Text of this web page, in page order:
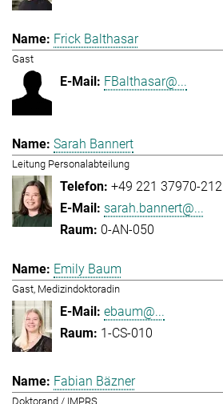
Frick Balthasar
Gast
FBalthasar@...
Sarah Bannert
Leitung Personalabteilung
+49 221 37970-212
sarah.bannert@...
0-AN-050
Emily Baum
Gast, Medizindoktoradin
ebaum@...
1-CS-010
Fabian Bäzner
Doktorand / IMPRS